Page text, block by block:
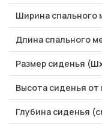
Ширина спального
Длина спального
Размер сиденья
Высота сиденья от
Глубина сиденья